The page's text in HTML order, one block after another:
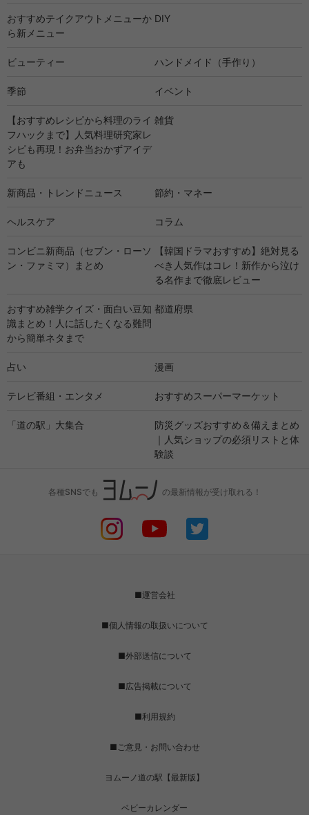
おすすめテイクアウトメニューか
ら新メニュー
DIY
ビューティー ハンドメイド（手作り）
季節 イベント
【おすすめレシピから料理のライ
フハックまで】人気料理研究家レ
シピも再現！お弁当おかずアイデ
アも
雑貨
新商品・トレンドニュース 節約・マネー
ヘルスケア コラム
コンビニ新商品（セブン・ローソ
ン・ファミマ）まとめ
【韓国ドラマおすすめ】絶対見る
べき人気作はコレ！新作から泣け
る名作まで徹底レビュー
おすすめ雑学クイズ・面白い豆知
識まとめ！人に話したくなる難問
から簡単ネタまで
都道府県
占い 漫画
テレビ番組・エンタメ おすすめスーパーマーケット
「道の駅」大集合
防災グッズおすすめ＆備えまとめ
｜人気ショップの必須リストと体
験談
各種SNSでも の最新情報が受け取れる！
■運営会社
■個人情報の取扱いについて
■外部送信について
■広告掲載について
■利用規約
■ご意見・お問い合わせ
ヨムーノ道の駅【最新版】
ベビーカレンダー